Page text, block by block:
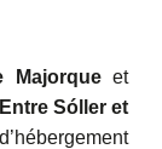
et
Entre Sóller et